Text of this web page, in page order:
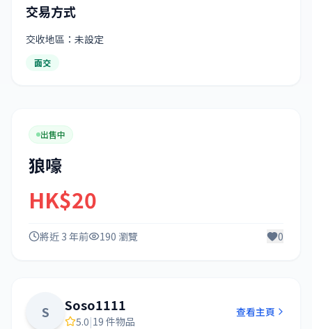
交易方式
交收地區：未設定
面交
出售中
狼嚎
HK$20
將近 3 年前 190 瀏覽 0
S Soso1111
5.0|19 件物品
查看主頁